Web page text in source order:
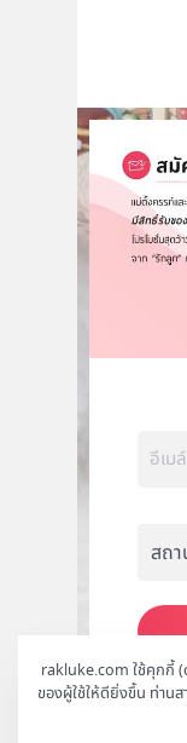
rakluke.com ใช้คุกกี้
ของผู้ใช้ให้ดียิ่งขึ้น ท่านส